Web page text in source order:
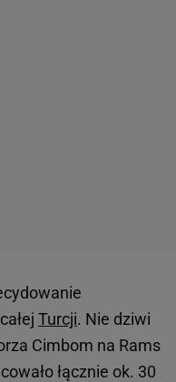
Turcji. Nie dziwi
Cimbom na Rams
łącznie ok. 30